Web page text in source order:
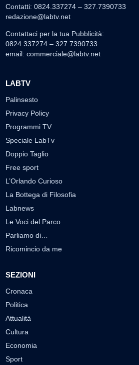
Contatti: 0824.337274 – 327.7390733
redazione@labtv.net
Contattaci per la tua Pubblicità:
0824.337274 – 327.7390733
email: commerciale@labtv.net
LABTV
Palinsesto
Privacy Policy
Programmi TV
Speciale LabTv
Doppio Taglio
Free sport
L’Orlando Curioso
La Bottega di Filosofia
Labnews
Le Voci del Parco
Parliamo di…
Ricomincio da me
SEZIONI
Cronaca
Politica
Attualità
Cultura
Economia
Sport